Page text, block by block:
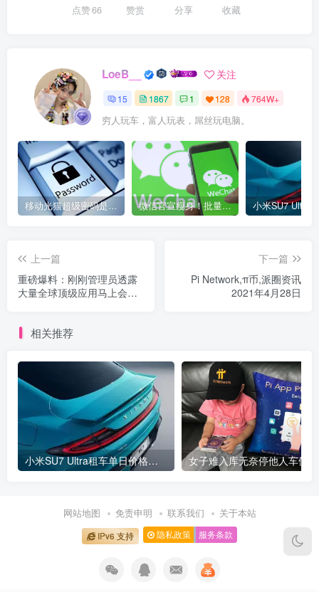
点赞66 赞赏 分享 收藏
LoeB__ 关注
15 1867 1 128 764W+
穷人玩车，富人玩表，屌丝玩电脑。
移动光猫超级密码是多少？移动光猫超级管理员后台账号与密码 微信官宣瘦身！批量清理原图新功能来了 安卓、iOS均可使用
上一篇
重磅爆料：刚刚管理员透露
大量全球顶级应用马上会在
下一篇
Pi Network,π币,派圈资讯
2021年4月28日
相关推荐
小米SU7 Ultra租车单日价格高达万元：一月内已约满 预计一年回本
网站地图 免责申明 联系我们 关于本站
IPv6 支持 隐私政策 服务条款